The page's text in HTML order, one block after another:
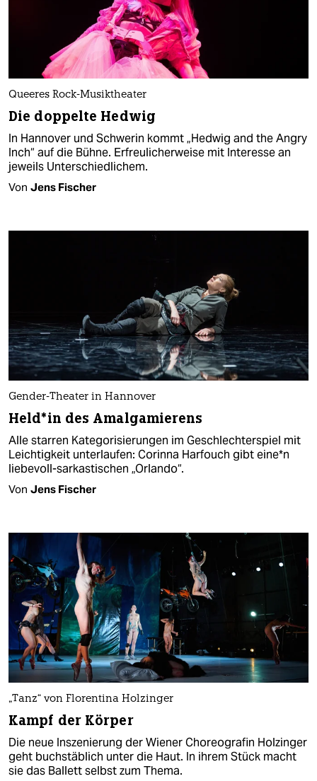
Queeres Rock-Musiktheater
Die doppelte Hedwig
In Hannover und Schwerin kommt „Hedwig and the Angry
Inch“ auf die Bühne. Erfreulicherweise mit Interesse an
jeweils Unterschiedlichem.
Von Jens Fischer
Gender-Theater in Hannover
Held*in des Amalgamierens
Alle starren Kategorisierungen im Geschlechterspiel mit
Leichtigkeit unterlaufen: Corinna Harfouch gibt eine*n
liebevoll-sarkastischen „Orlando“.
Von Jens Fischer
„Tanz“ von Florentina Holzinger
Kampf der Körper
Die neue Inszenierung der Wiener Choreografin Holzinger
geht buchstäblich unter die Haut. In ihrem Stück macht
sie das Ballett selbst zum Thema.